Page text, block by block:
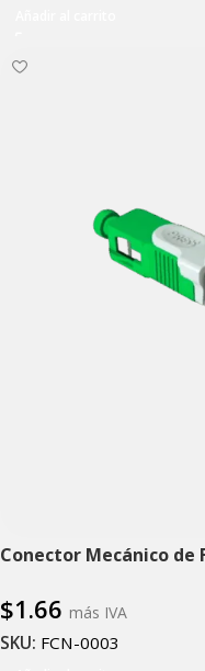
Conector Mecánico de
$1.66 más IVA
SKU: FCN-0003